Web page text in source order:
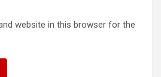
website in this browser for the